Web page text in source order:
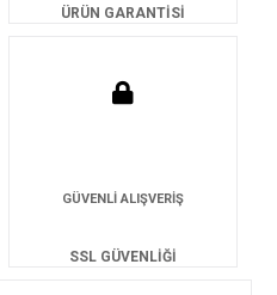
ÜRÜN GARANTİSİ
GÜVENLİ ALIŞVERİŞ
SSL GÜVENLİĞİ